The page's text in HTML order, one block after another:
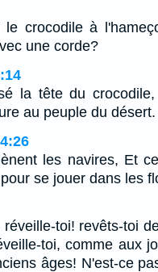
le crocodile à
une corde?
la tête du
au peuple du désert.
les navires, Et
se jouer dans les
réveille-toi! revêts-toi
toi, comme aux
âges! N'est-ce